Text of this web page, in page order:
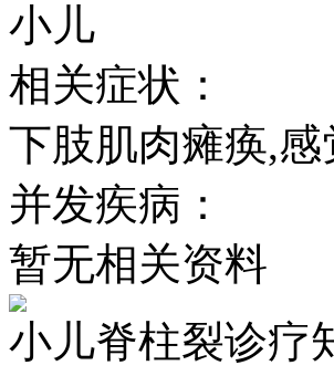
小儿
相关症状：
下肢肌肉瘫痪,
并发疾病：
暂无相关资料
小儿脊柱裂诊疗